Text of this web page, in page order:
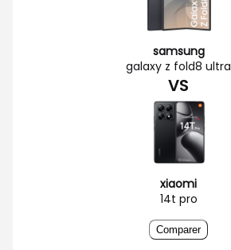
samsung
galaxy z fold8 ultra
VS
xiaomi
14t pro
Comparer